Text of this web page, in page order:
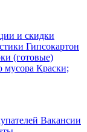
и скидки
Гипсокартон
(готовые)
мусора Краски;
Вакансии